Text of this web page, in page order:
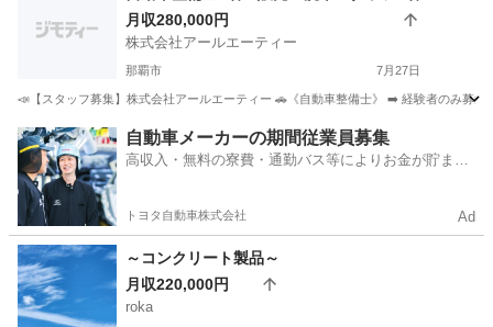
月収280,000円
株式会社アールエーティー
那覇市 7月27日
📣【スタッフ募集】株式会社アールエーティー 🚗《自動車整備士》 ➡️ 経験者のみ募
沖縄 那覇市 その他
自動車メーカーの期間従業員募集
高収入・無料の寮費・通勤バス等によりお金が貯まり
トヨタ自動車株式会社 Ad
～コンクリート製品～
月収220,000円
roka